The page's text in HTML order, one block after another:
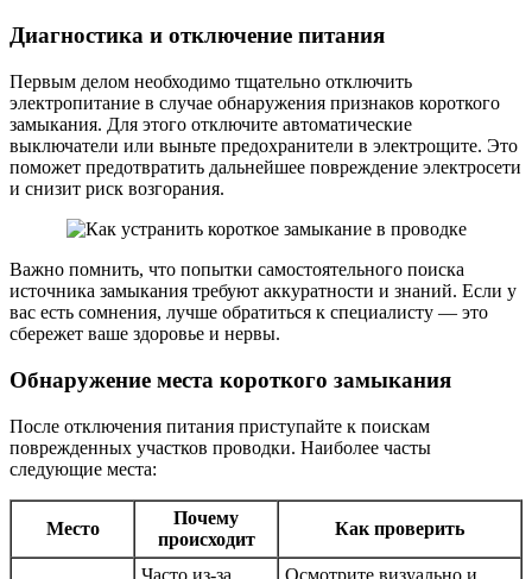
Диагностика и отключение питания
Первым делом необходимо тщательно отключить
электропитание в случае обнаружения признаков короткого
замыкания. Для этого отключите автоматические
выключатели или выньте предохранители в электрощите. Это
поможет предотвратить дальнейшее повреждение электросети
и снизит риск возгорания.
Важно помнить, что попытки самостоятельного поиска
источника замыкания требуют аккуратности и знаний. Если у
вас есть сомнения, лучше обратиться к специалисту — это
сбережет ваше здоровье и нервы.
Обнаружение места короткого замыкания
После отключения питания приступайте к поискам
поврежденных участков проводки. Наиболее часты
следующие места:
Место
Почему
происходит
Как проверить
Часто из-за
Осмотрите визуально и